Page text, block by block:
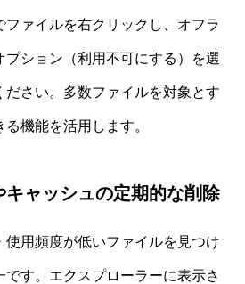
ファイルを右クリックし、オフラ
プション（利用不可にする）を選
ださい。多数ファイルを対象とす
機能を活用します。
ャッシュの定期的な削除
使用頻度が低いファイルを見つけ
す。エクスプローラーに表示さ